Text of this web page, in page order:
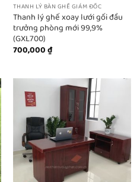
THANH LÝ BÀN GHẾ GIÁM ĐỐC
Thanh lý ghế xoay lưới gối đầu
trưởng phòng mới 99,9%
(GXL700)
700,000₫